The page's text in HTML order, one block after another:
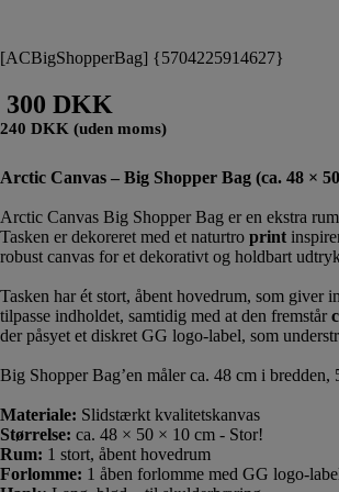
[ACBigShopperBag] {5704225914627}
300 DKK
240 DKK (uden moms)
Arctic Canvas – Big Shopper Bag (ca. 48 ×
Arctic Canvas Big Shopper Bag er en ekstra
Tasken er dekoreret med et naturtro print
robust canvas for et dekorativt og holdbart
Tasken har ét stort, åbent hovedrum, som giver
tilpasse indholdet, samtidig med at den fremstår
der påsyet et diskret GG logo-label, som
Big Shopper Bag’en måler ca. 48 cm i
Materiale: Slidstærkt kvalitetskanvas
Størrelse: ca. 48 × 50 × 10 cm - Stor!
Rum: 1 stort, åbent hovedrum
Forlomme: 1 åben forlomme med GG logo-